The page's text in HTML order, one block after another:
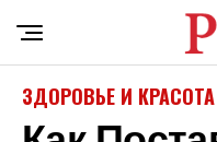
ЗДОРОВЬЕ И КРАСОТА